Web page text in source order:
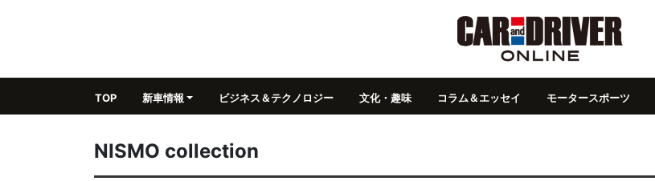
TOP 新車情報 ビジネス＆テクノロジー 文化・趣味 コラム＆エッセイ モータースポーツ
NISMO collection